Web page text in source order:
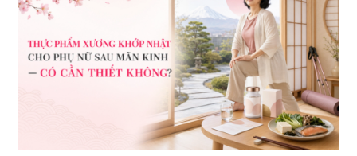
Gold 60 viên
|0
1.570.000 đ